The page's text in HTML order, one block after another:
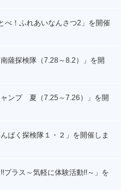
べ！ふれあいなんさつ2」を開催
薩探検隊（7.28～8.2）」を開
ンプ 夏（7.25～7.26）」を開
ぱく探検隊１・２」を開催しま
プラス～気軽に体験活動!!～」を